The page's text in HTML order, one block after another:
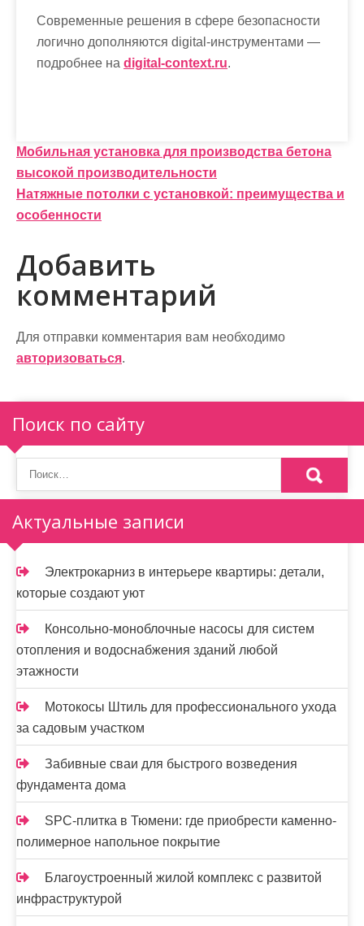
Современные решения в сфере безопасности
логично дополняются digital-инструментами —
подробнее на digital-context.ru.
Н
а
в
и
г
а
ц
и
я
п
о
з
а
п
и
с
я
м
Мобильная установка для производства бетона
высокой производительности
Натяжные потолки с установкой: преимущества и
особенности
Добавить
комментарий
Для отправки комментария вам необходимо
авторизоваться.
Поиск по сайту
Актуальные записи
Электрокарниз в интерьере квартиры: детали,
которые создают уют
Консольно-моноблочные насосы для систем
отопления и водоснабжения зданий любой
этажности
Мотокосы Штиль для профессионального ухода
за садовым участком
Забивные сваи для быстрого возведения
фундамента дома
SPC-плитка в Тюмени: где приобрести каменно-
полимерное напольное покрытие
Благоустроенный жилой комплекс с развитой
инфраструктурой